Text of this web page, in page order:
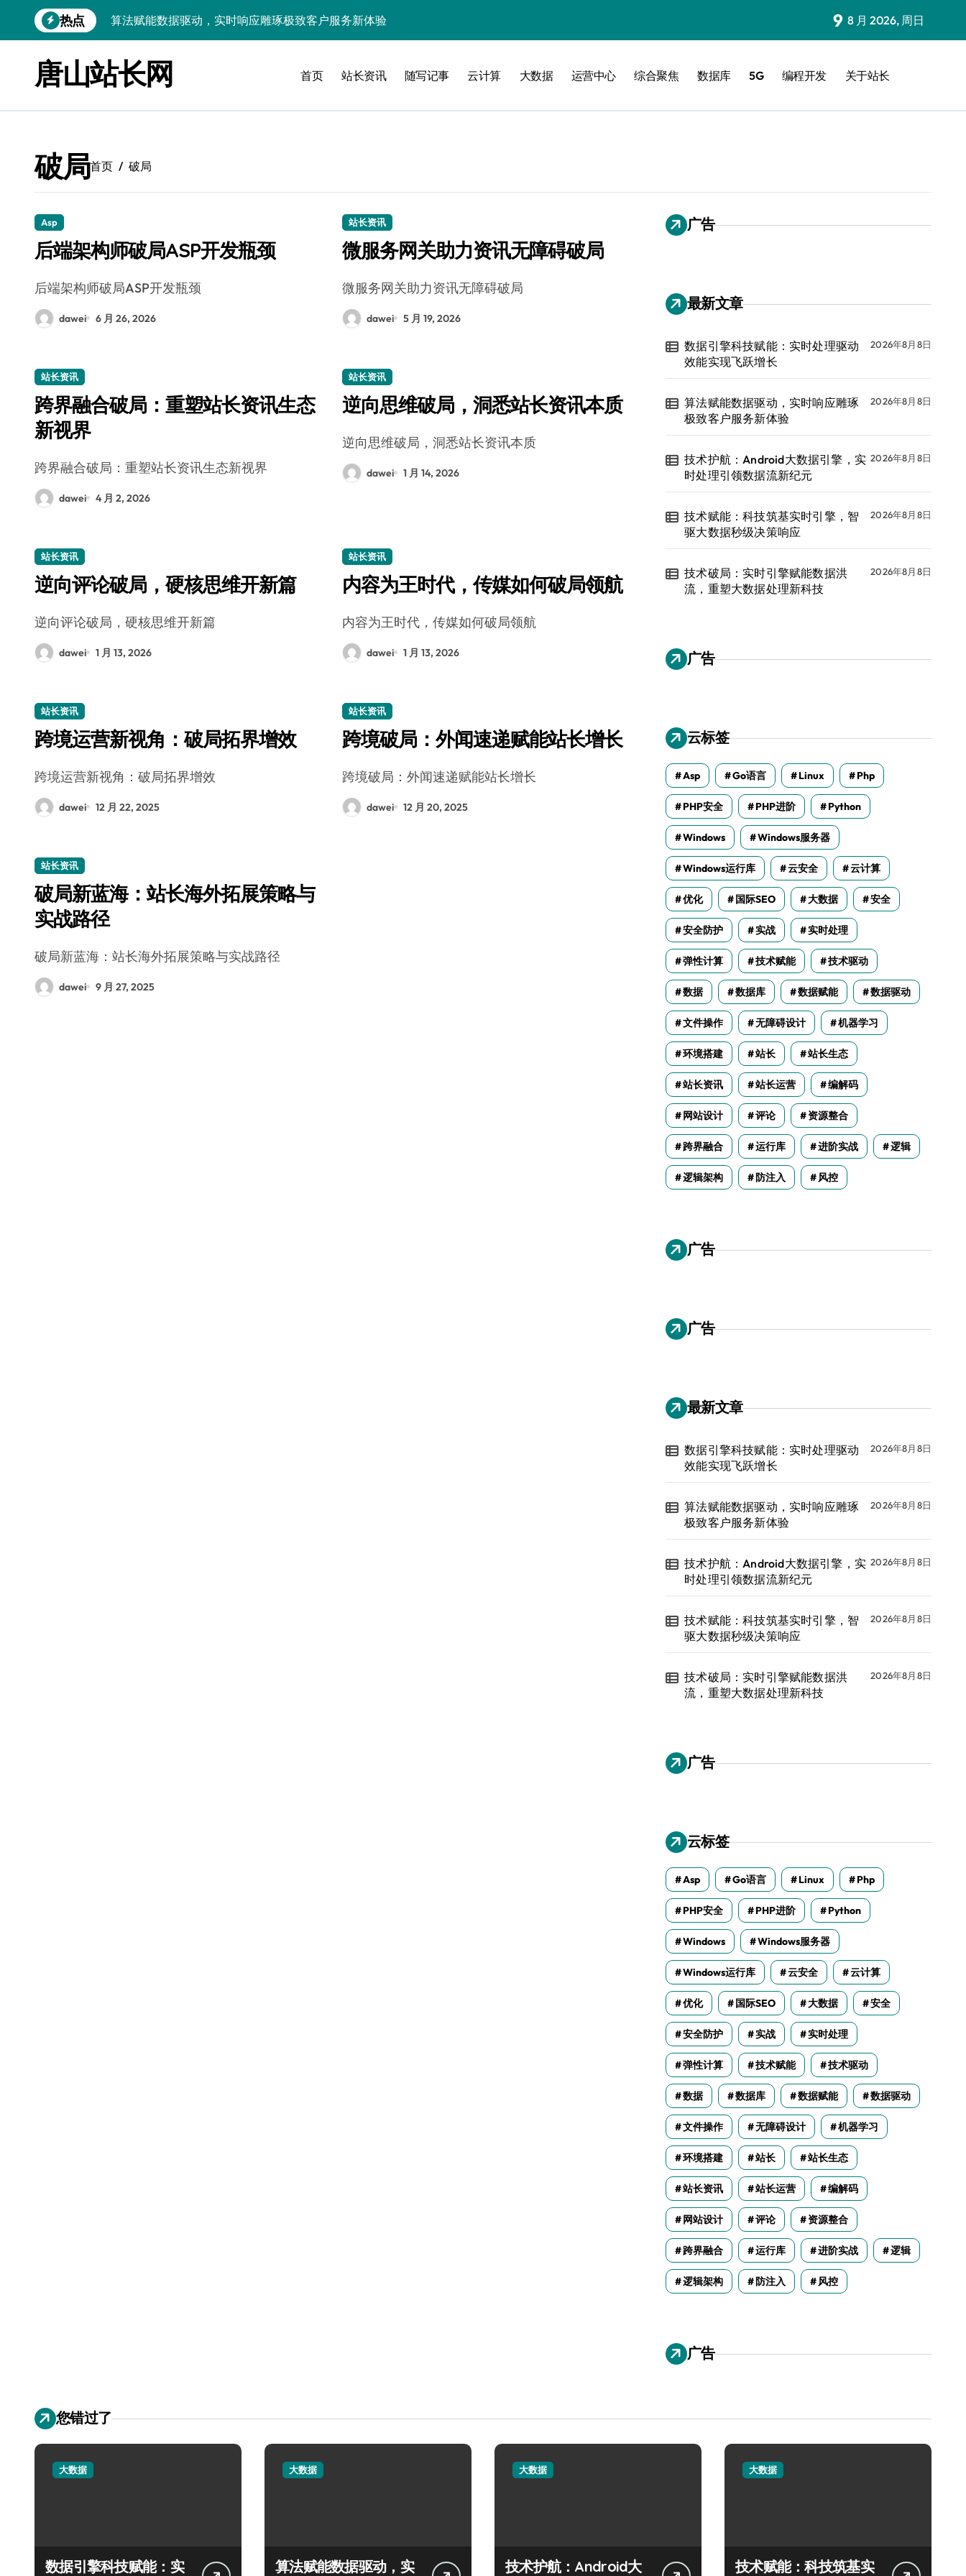
到
热点
算法赋能数据驱动，实时响应雕琢极致客户服务新体验
技术赋能：科技筑基实时引擎，智驱大数据秒级决策响应
技术破局：实时引擎赋能数据洪流，重塑大数据处理新科技
技术赋能：实时数据处理引擎驱动企业大数据科技新飞跃
大数据赋能运维：实时处理提效，精准调控信息流
技术赋能：构建高效实时引擎，驱动多媒体大数据处理革新
Go语言赋能大数据：实时引擎构建与科技驱动的性能优化术
数据引擎科技赋能：实时处理驱动效能实现飞跃增长
9 8 月 2026, 周日
唐山站长网 首页 站长资讯 随写记事 云计算 大数据 运营中心 综合聚焦 数据库 5G 编程开发 关于站长
破局首页 破局
Asp
后端架构师破局ASP开发瓶颈
后端架构师破局ASP开发瓶颈
dawei 6 月 26, 2026
站长资讯
微服务网关助力资讯无障碍破局
微服务网关助力资讯无障碍破局
dawei 5 月 19, 2026
站长资讯
跨界融合破局：重塑站长资讯生态
新视界
跨界融合破局：重塑站长资讯生态新视界
dawei 4 月 2, 2026
站长资讯
逆向思维破局，洞悉站长资讯本质
逆向思维破局，洞悉站长资讯本质
dawei 1 月 14, 2026
站长资讯
逆向评论破局，硬核思维开新篇
逆向评论破局，硬核思维开新篇
dawei 1 月 13, 2026
站长资讯
内容为王时代，传媒如何破局领航
内容为王时代，传媒如何破局领航
dawei 1 月 13, 2026
站长资讯
跨境运营新视角：破局拓界增效
跨境运营新视角：破局拓界增效
dawei 12 月 22, 2025
站长资讯
跨境破局：外闻速递赋能站长增长
跨境破局：外闻速递赋能站长增长
dawei 12 月 20, 2025
站长资讯
破局新蓝海：站长海外拓展策略与
实战路径
破局新蓝海：站长海外拓展策略与实战路径
dawei 9 月 27, 2025
广告
最新文章
数据引擎科技赋能：实时处理驱动
效能实现飞跃增长
2026年8月8日
算法赋能数据驱动，实时响应雕琢
极致客户服务新体验
2026年8月8日
技术护航：Android大数据引擎，实
时处理引领数据流新纪元
2026年8月8日
技术赋能：科技筑基实时引擎，智
驱大数据秒级决策响应
2026年8月8日
技术破局：实时引擎赋能数据洪
流，重塑大数据处理新科技
2026年8月8日
广告
云标签
Asp Go语言 Linux Php
PHP安全 PHP进阶 Python
Windows Windows服务器
Windows运行库 云安全 云计算
优化 国际SEO 大数据 安全
安全防护 实战 实时处理
弹性计算 技术赋能 技术驱动
数据 数据库 数据赋能 数据驱动
文件操作 无障碍设计 机器学习
环境搭建 站长 站长生态
站长资讯 站长运营 编解码
网站设计 评论 资源整合
跨界融合 运行库 进阶实战 逻辑
逻辑架构 防注入 风控
广告
广告
最新文章
数据引擎科技赋能：实时处理驱动
效能实现飞跃增长
2026年8月8日
算法赋能数据驱动，实时响应雕琢
极致客户服务新体验
2026年8月8日
技术护航：Android大数据引擎，实
时处理引领数据流新纪元
2026年8月8日
技术赋能：科技筑基实时引擎，智
驱大数据秒级决策响应
2026年8月8日
技术破局：实时引擎赋能数据洪
流，重塑大数据处理新科技
2026年8月8日
广告
云标签
Asp Go语言 Linux Php
PHP安全 PHP进阶 Python
Windows Windows服务器
Windows运行库 云安全 云计算
优化 国际SEO 大数据 安全
安全防护 实战 实时处理
弹性计算 技术赋能 技术驱动
数据 数据库 数据赋能 数据驱动
文件操作 无障碍设计 机器学习
环境搭建 站长 站长生态
站长资讯 站长运营 编解码
网站设计 评论 资源整合
跨界融合 运行库 进阶实战 逻辑
逻辑架构 防注入 风控
广告
您错过了
大数据
数据引擎科技赋能：实
大数据
算法赋能数据驱动，实
大数据
技术护航：Android大
大数据
技术赋能：科技筑基实